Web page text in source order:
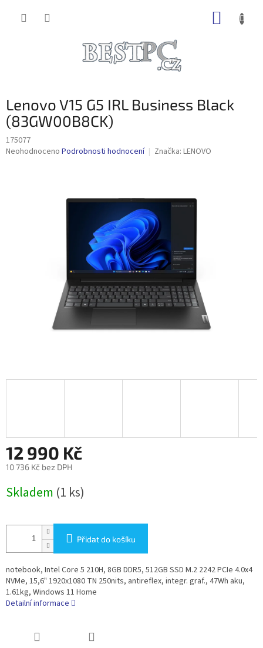
Lenovo V15 G5 IRL Business Black
(83GW00B8CK)
175077
Průměrné
Neohodnoceno Podrobnosti hodnocení Značka: LENOVO
12 990 Kč
10 736 Kč bez DPH
cena:
Skladem (1 ks)
Přidat do košíku
notebook, Intel Core 5 210H, 8GB DDR5, 512GB SSD M.2 2242 PCIe 4.0x4
NVMe, 15,6" 1920x1080 TN 250nits, antireflex, integr. graf., 47Wh aku,
1.61kg, Windows 11 Home
Detailní informace